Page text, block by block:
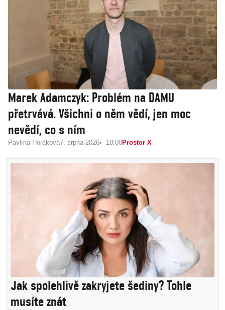
Marek Adamczyk: Problém na DAMU
přetrvává. Všichni o něm vědí, jen moc
nevědí, co s ním
Pavlína Horáková7. srpna 2026 18:00Prostor X
Jak spolehlivě zakryjete šediny? Tohle
musíte znát